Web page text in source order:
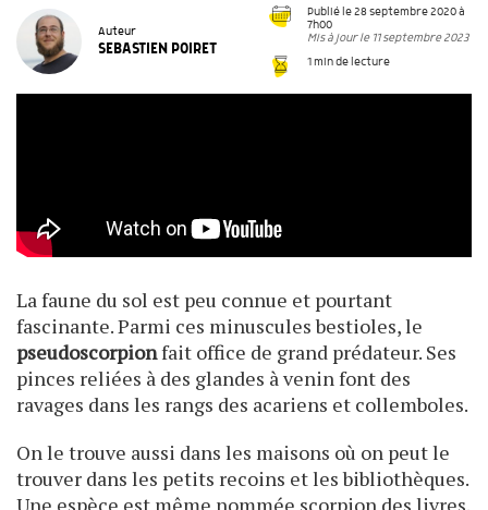
Auteur
SEBASTIEN POIRET
Publié le 28 septembre 2020 à
7h00
Mis à jour le 11 septembre 2023
1 min de lecture
La faune du sol est peu connue et pourtant
fascinante. Parmi ces minuscules bestioles, le
pseudoscorpionfait office de grand prédateur. Ses
pinces reliées à des glandes à venin font des
ravages dans les rangs des acariens et collemboles.
On le trouve aussi dans les maisons où on peut le
trouver dans les petits recoins et les bibliothèques.
Une espèce est même nommée scorpion des livres.